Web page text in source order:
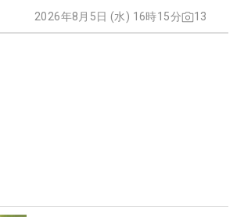
2026年8月5日 (水) 16時15分 13